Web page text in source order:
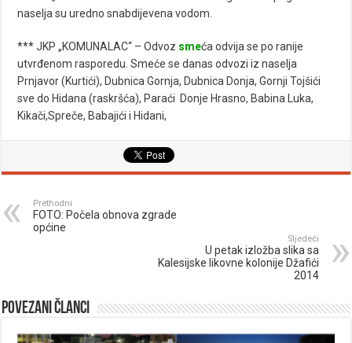
naselja su uredno snabdijevena vodom.
*** JKP „KOMUNALAC“ – Odvoz smeća odvija se po ranije
utvrđenom rasporedu. Smeće se danas odvozi iz naselja
Prnjavor (Kurtići), Dubnica Gornja, Dubnica Donja, Gornji Tojšići
sve do Hidana (raskršća), Paraći Donje Hrasno, Babina Luka,
Kikači,Spreče, Babajići i Hidani,
Prethodni
FOTO: Počela obnova zgrade
općine
Sljedeći
U petak izložba slika sa
Kalesijske likovne kolonije Džafići
2014
Povezani članci